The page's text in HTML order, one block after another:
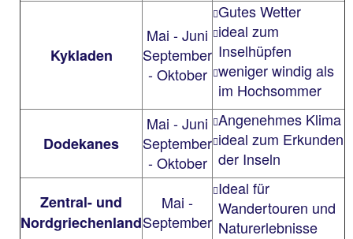
Kykladen
Mai - Juni
September
- Oktober
Gutes Wetter
ideal zum
Inselhüpfen
weniger windig als
im Hochsommer
Dodekanes
Mai - Juni
September
- Oktober
Angenehmes Klima
ideal zum Erkunden
der Inseln
Zentral- und
Nordgriechenland
Mai -
September
Ideal für
Wandertouren und
Naturerlebnisse